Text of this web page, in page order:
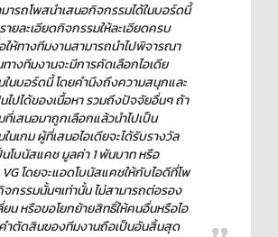
ารถโพสนำเสนอกิจกรรมได้ในบอร์ดนี้
ายละเอียดกิจกรรมให้ละเอียดครบ
ให้ทางทีมงานสามารถนำไปพิจารณา
างทีมงานจะมีการคัดเลือกไอเดีย
นบอร์ดนี้ โดยคำนึงถึงความสนุกและ
ไปได้ของเนื้อหา รวมถึงปัจจัยอื่นๆ ถ้า
เสนอมาถูกเลือกแล้วนำไปเป็น
นเกม ผู้ที่เสนอไอเดียจะได้รับรางวัล
โบนัสแคช มูลค่า 1 พันบาท หรือ
โดยจะแอดโบนัสแคชให้กับไอดีที่โพ
กรรมนั้นๆเท่านั้น ไม่สามารถต่อรอง
น หรือขอโยกย้ายสิทธิ์ให้คนอื่นหรือไอ
ำตัดสินของทีมงานถือเป็นอันสิ้นสุด